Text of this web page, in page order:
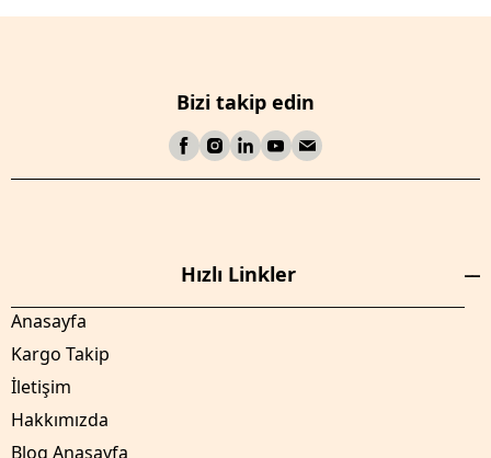
Bizi takip edin
Hızlı Linkler
Anasayfa
Kargo Takip
İletişim
Hakkımızda
Blog Anasayfa